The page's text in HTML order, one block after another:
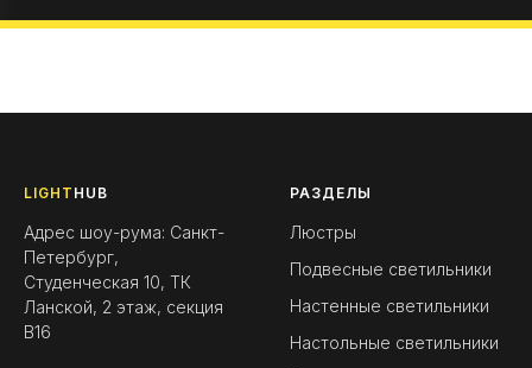
LIGHT HUB
Адрес шоу-рума: Санкт-
Петербург,
Студенческая 10, ТК
Ланской, 2 этаж, секция
B16
РАЗДЕЛЫ
Люстры
Подвесные светильники
Настенные светильники
Настольные светильники